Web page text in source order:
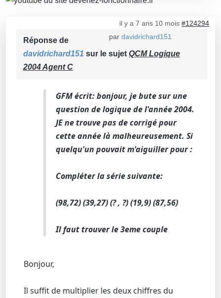
il y a 7 ans 10 mois #124294
par davidrichard151
Réponse de
davidrichard151 sur le sujet QCM Logique
2004 Agent C
GFM écrit: bonjour, je bute sur une
question de logique de l'année 2004.
JE ne trouve pas de corrigé pour
cette année là malheureusement. Si
quelqu'un pouvait m'aiguiller pour :
Compléter la série suivante:
(98,72) (39,27) (? , ?) (19,9) (87,56)
Il faut trouver le 3eme couple
Bonjour,
Il suffit de multiplier les deux chiffres du